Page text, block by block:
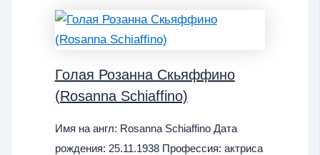
Голая Розанна Скьяффино
(Rosanna Schiaffino)
Имя на англ: Rosanna Schiaffino Дата
рождения: 25.11.1938 Профессия: актриса